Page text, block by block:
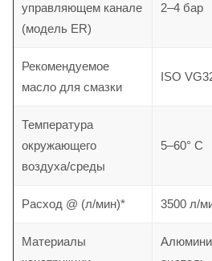
управляющем канале
(модель ER)
2–4 бар
Рекомендуемое
масло для смазки
ISO
Температура
окружающего
воздуха/среды
5–60° C
Расход @ (л/мин)* 3500 л/
Материалы